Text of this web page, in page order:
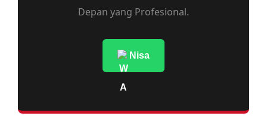
Depan yang Profesional.
Nisa